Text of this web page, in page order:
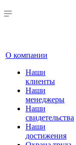
О компании
Наши
клиенты
Наши
менеджеры
Наши
свидетельства
Наши
достижения